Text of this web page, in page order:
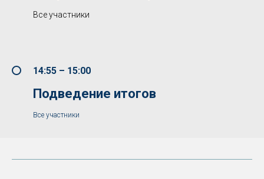
Все участники
14:55 – 15:00
Подведение итогов
Все участники